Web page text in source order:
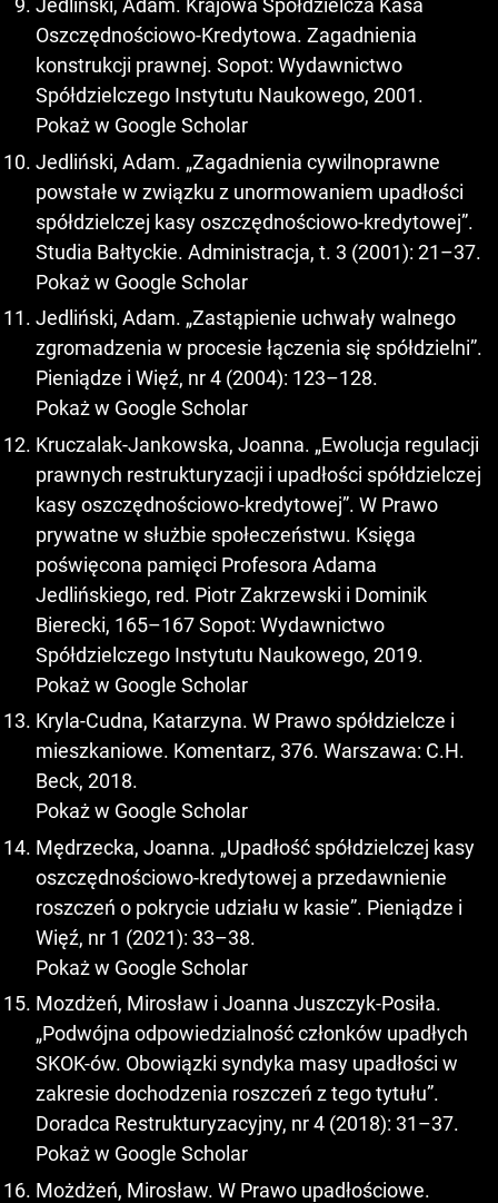
Jedliński, Adam. Krajowa Spółdzielcza Kasa
Oszczędnościowo-Kredytowa. Zagadnienia
konstrukcji prawnej. Sopot: Wydawnictwo
Spółdzielczego Instytutu Naukowego, 2001.
Pokaż w Google Scholar
Jedliński, Adam. „Zagadnienia cywilnoprawne
powstałe w związku z unormowaniem upadłości
spółdzielczej kasy oszczędnościowo-kredytowej”.
Studia Bałtyckie. Administracja, t. 3 (2001): 21–37.
Pokaż w Google Scholar
Jedliński, Adam. „Zastąpienie uchwały walnego
zgromadzenia w procesie łączenia się spółdzielni”.
Pieniądze i Więź, nr 4 (2004): 123–128.
Pokaż w Google Scholar
Kruczalak-Jankowska, Joanna. „Ewolucja regulacji
prawnych restrukturyzacji i upadłości spółdzielczej
kasy oszczędnościowo-kredytowej”. W Prawo
prywatne w służbie społeczeństwu. Księga
poświęcona pamięci Profesora Adama
Jedlińskiego, red. Piotr Zakrzewski i Dominik
Bierecki, 165–167 Sopot: Wydawnictwo
Spółdzielczego Instytutu Naukowego, 2019.
Pokaż w Google Scholar
Kryla-Cudna, Katarzyna. W Prawo spółdzielcze i
mieszkaniowe. Komentarz, 376. Warszawa: C.H.
Beck, 2018.
Pokaż w Google Scholar
Mędrzecka, Joanna. „Upadłość spółdzielczej kasy
oszczędnościowo-kredytowej a przedawnienie
roszczeń o pokrycie udziału w kasie”. Pieniądze i
Więź, nr 1 (2021): 33–38.
Pokaż w Google Scholar
Mozdżeń, Mirosław i Joanna Juszczyk-Posiła.
„Podwójna odpowiedzialność członków upadłych
SKOK-ów. Obowiązki syndyka masy upadłości w
zakresie dochodzenia roszczeń z tego tytułu”.
Doradca Restrukturyzacyjny, nr 4 (2018): 31–37.
Pokaż w Google Scholar
Możdżeń, Mirosław. W Prawo upadłościowe.